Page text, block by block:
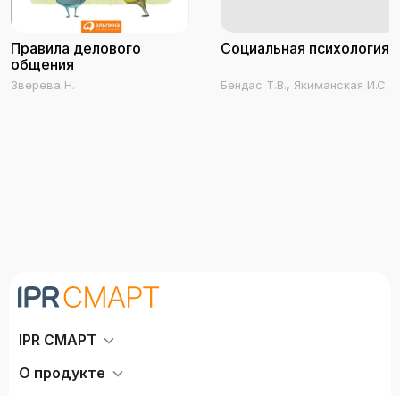
Правила делового
общения
Зверева Н.
Социальная психология
Бендас Т.В., Якиманская И.С.,
IPR СМАРТ
О продукте